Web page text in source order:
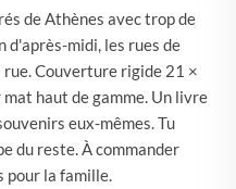
de Athènes avec trop de
d'après-midi, les rues de
rue. Couverture rigide 21 ×
haut de gamme. Un livre
eux-mêmes. Tu
du reste. À commander
pour la famille.